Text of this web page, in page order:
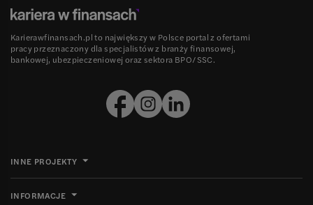
Karierawfinansach.pl to największy w Polsce portal z ofertami
pracy przeznaczony dla specjalistów z branży finansowej,
bankowej, ubezpieczeniowej oraz sektora BPO/SSC.
INNE PROJEKTY
INFORMACJE